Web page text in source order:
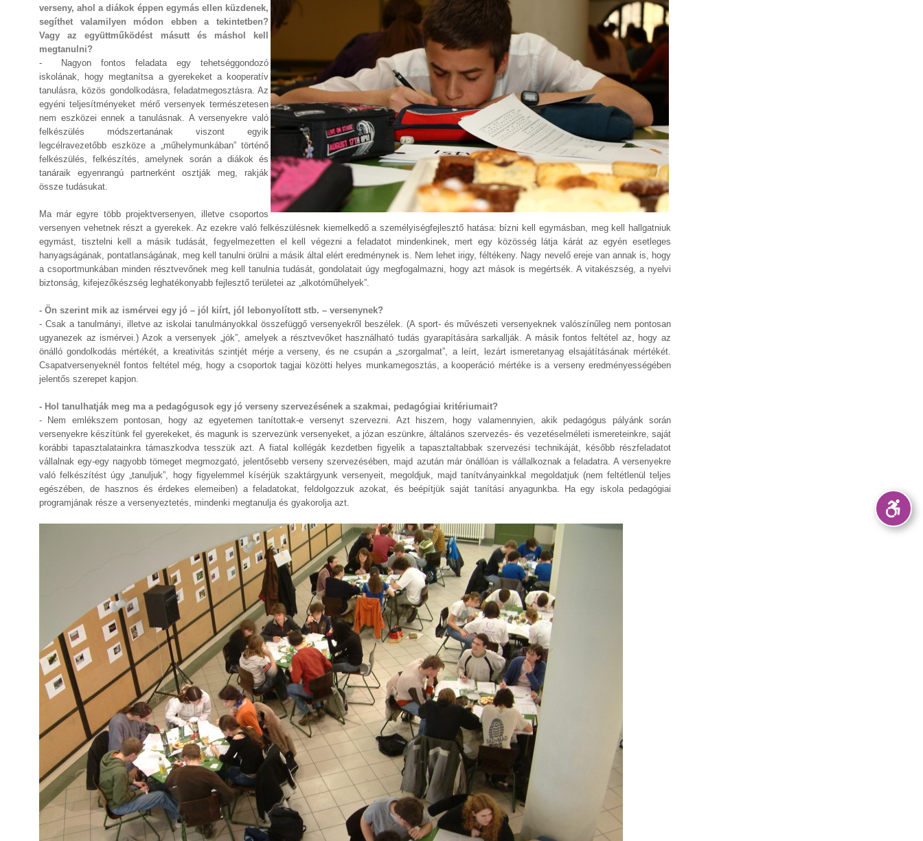
verseny, ahol a diákok éppen egymás ellen küzdenek,
segíthet valamilyen módon ebben a tekintetben?
Vagy az együttműködést másutt és máshol kell
megtanulni?
- Nagyon fontos feladata egy tehetséggondozó
iskolának, hogy megtanítsa a gyerekeket a kooperatív
tanulásra, közös gondolkodásra, feladatmegosztásra. Az
egyéni teljesítményeket mérő versenyek természetesen
nem eszközei ennek a tanulásnak. A versenyekre való
felkészülés módszertanának viszont egyik
legcélravezetőbb eszköze a „műhelymunkában” történő
felkészülés, felkészítés, amelynek során a diákok és
tanáraik egyenrangú partnerként osztják meg, rakják
össze tudásukat.
Ma már egyre több projektversenyen, illetve csoportos
versenyen vehetnek részt a gyerekek. Az ezekre való felkészülésnek kiemelkedő a személyiségfejlesztő hatása: bízni kell egymásban, meg kell hallgatniuk
egymást, tisztelni kell a másik tudását, fegyelmezetten el kell végezni a feladatot mindenkinek, mert egy közösség látja kárát az egyén esetleges
hanyagságának, pontatlanságának, meg kell tanulni örülni a másik által elért eredménynek is. Nem lehet irigy, féltékeny. Nagy nevelő ereje van annak is, hogy
a csoportmunkában minden résztvevőnek meg kell tanulnia tudását, gondolatait úgy megfogalmazni, hogy azt mások is megértsék. A vitakészség, a nyelvi
biztonság, kifejezőkészség leghatékonyabb fejlesztő területei az „alkotóműhelyek”.
- Ön szerint mik az ismérvei egy jó – jól kiírt, jól lebonyolított stb. – versenynek?
- Csak a tanulmányi, illetve az iskolai tanulmányokkal összefüggő versenyekről beszélek. (A sport- és művészeti versenyeknek valószínűleg nem pontosan
ugyanezek az ismérvei.) Azok a versenyek „jók”, amelyek a résztvevőket használható tudás gyarapítására sarkallják. A másik fontos feltétel az, hogy az
önálló gondolkodás mértékét, a kreativitás szintjét mérje a verseny, és ne csupán a „szorgalmat”, a leírt, lezárt ismeretanyag elsajátításának mértékét.
Csapatversenyeknél fontos feltétel még, hogy a csoportok tagjai közötti helyes munkamegosztás, a kooperáció mértéke is a verseny eredményességében
jelentős szerepet kapjon.
- Hol tanulhatják meg ma a pedagógusok egy jó verseny szervezésének a szakmai, pedagógiai kritériumait?
- Nem emlékszem pontosan, hogy az egyetemen tanítottak-e versenyt szervezni. Azt hiszem, hogy valamennyien, akik pedagógus pályánk során
versenyekre készítünk fel gyerekeket, és magunk is szervezünk versenyeket, a józan eszünkre, általános szervezés- és vezetéselméleti ismereteinkre, saját
korábbi tapasztalatainkra támaszkodva tesszük azt. A fiatal kollégák kezdetben figyelik a tapasztaltabbak szervezési technikáját, később részfeladatot
vállalnak egy-egy nagyobb tömeget megmozgató, jelentősebb verseny szervezésében, majd azután már önállóan is vállalkoznak a feladatra. A versenyekre
való felkészítést úgy „tanuljuk”, hogy figyelemmel kísérjük szaktárgyunk versenyeit, megoldjuk, majd tanítványainkkal megoldatjuk (nem feltétlenül teljes
egészében, de hasznos és érdekes elemeiben) a feladatokat, feldolgozzuk azokat, és beépítjük saját tanítási anyagunkba. Ha egy iskola pedagógiai
programjának része a versenyeztetés, mindenki megtanulja és gyakorolja azt.